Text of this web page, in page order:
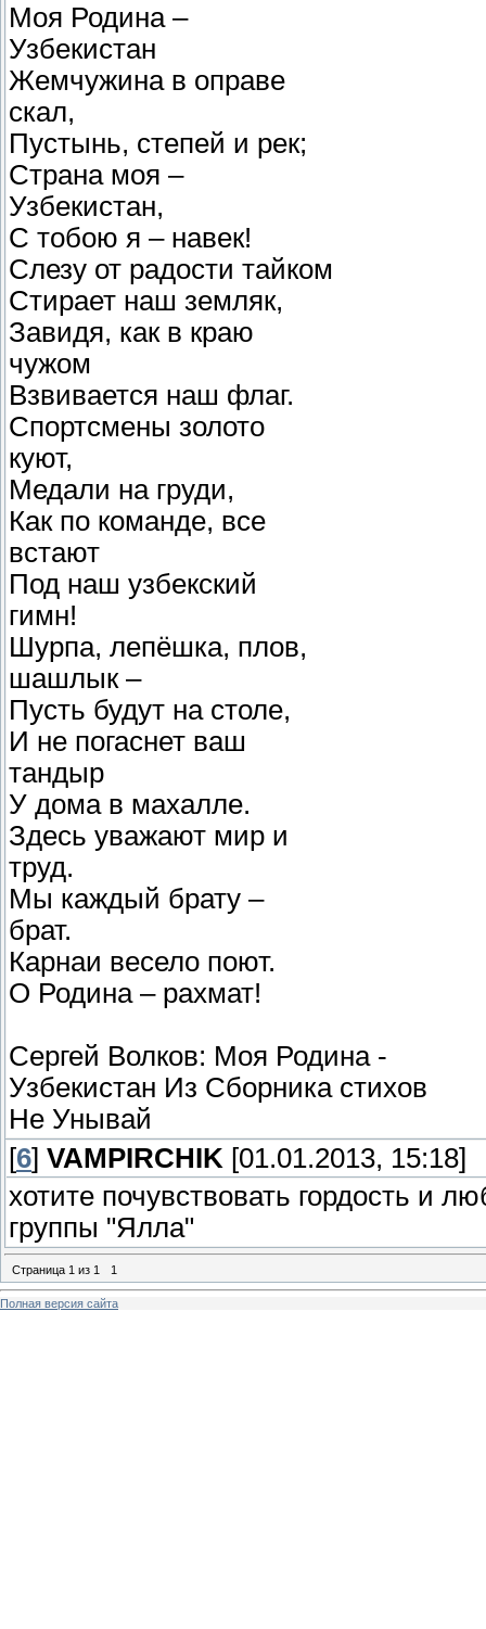
Моя Родина –
Узбекистан
Жемчужина в оправе
скал,
Пустынь, степей и рек;
Страна моя –
Узбекистан,
С тобою я – навек!
Слезу от радости тайком
Стирает наш земляк,
Завидя, как в краю
чужом
Взвивается наш флаг.
Спортсмены золото
куют,
Медали на груди,
Как по команде, все
встают
Под наш узбекский
гимн!
Шурпа, лепёшка, плов,
шашлык –
Пусть будут на столе,
И не погаснет ваш
тандыр
У дома в махалле.
Здесь уважают мир и
труд.
Мы каждый брату –
брат.
Карнаи весело поют.
О Родина – рахмат!
Сергей Волков: Моя Родина -
Узбекистан Из Сборника стихов
Не Унывай
[6] VAMPIRCHIK [01.01.2013, 15:18]
хотите почувствовать гордость и
группы "Ялла"
Страница 1 из 1 1
Полная версия сайта